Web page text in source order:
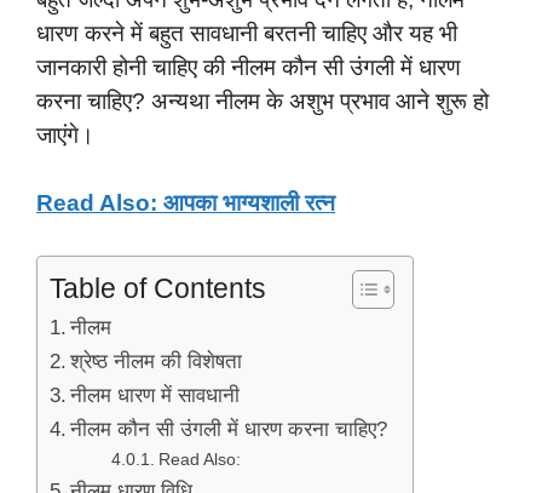
धारण करने में बहुत सावधानी बरतनी चाहिए और यह भी
जानकारी होनी चाहिए की नीलम कौन सी उंगली में धारण
करना चाहिए? अन्यथा नीलम के अशुभ प्रभाव आने शुरू हो
जाएंगे।
Read Also: आपका भाग्यशाली रत्न
Table of Contents
नीलम
श्रेष्ठ नीलम की विशेषता
नीलम धारण में सावधानी
नीलम कौन सी उंगली में धारण करना चाहिए?
Read Also: